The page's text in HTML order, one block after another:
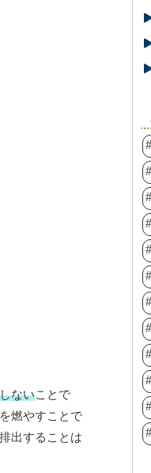
ないことで
燃やすことで
出することは